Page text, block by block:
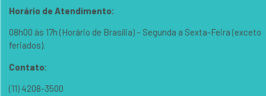
Horário de Atendimento:
08h00 às 17h (Horário de Brasília) – Segunda a Sexta-Feira (exceto
feriados).
Contato:
(11) 4208-3500